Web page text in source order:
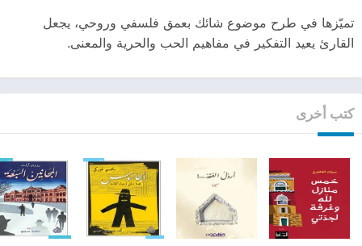
تميّزها في طرح موضوع شائك بعمق فلسفي وروحي، يجعل
القارئ يعيد التفكير في مفاهيم الحب والحرية والمعنى.
كتب أخرى